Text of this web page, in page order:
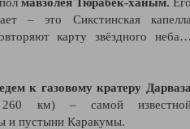
– это Сикстинская
карту звёздного
едем к газовому кратеру
км) – самой
и пустыни Каракумы.